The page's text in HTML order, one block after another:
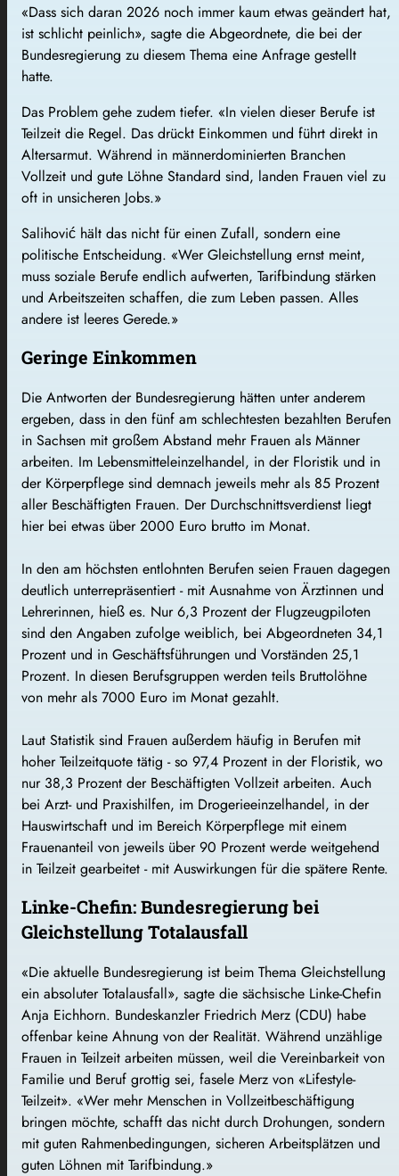
«Dass sich daran 2026 noch immer kaum etwas geändert hat,
ist schlicht peinlich», sagte die Abgeordnete, die bei der
Bundesregierung zu diesem Thema eine Anfrage gestellt
hatte.
Das Problem gehe zudem tiefer. «In vielen dieser Berufe ist
Teilzeit die Regel. Das drückt Einkommen und führt direkt in
Altersarmut. Während in männerdominierten Branchen
Vollzeit und gute Löhne Standard sind, landen Frauen viel zu
oft in unsicheren Jobs.»
Salihović hält das nicht für einen Zufall, sondern eine
politische Entscheidung. «Wer Gleichstellung ernst meint,
muss soziale Berufe endlich aufwerten, Tarifbindung stärken
und Arbeitszeiten schaffen, die zum Leben passen. Alles
andere ist leeres Gerede.»
Geringe Einkommen
Die Antworten der Bundesregierung hätten unter anderem
ergeben, dass in den fünf am schlechtesten bezahlten Berufen
in Sachsen mit großem Abstand mehr Frauen als Männer
arbeiten. Im Lebensmitteleinzelhandel, in der Floristik und in
der Körperpflege sind demnach jeweils mehr als 85 Prozent
aller Beschäftigten Frauen. Der Durchschnittsverdienst liegt
hier bei etwas über 2000 Euro brutto im Monat.
In den am höchsten entlohnten Berufen seien Frauen dagegen
deutlich unterrepräsentiert - mit Ausnahme von Ärztinnen und
Lehrerinnen, hieß es. Nur 6,3 Prozent der Flugzeugpiloten
sind den Angaben zufolge weiblich, bei Abgeordneten 34,1
Prozent und in Geschäftsführungen und Vorständen 25,1
Prozent. In diesen Berufsgruppen werden teils Bruttolöhne
von mehr als 7000 Euro im Monat gezahlt.
Laut Statistik sind Frauen außerdem häufig in Berufen mit
hoher Teilzeitquote tätig - so 97,4 Prozent in der Floristik, wo
nur 38,3 Prozent der Beschäftigten Vollzeit arbeiten. Auch
bei Arzt- und Praxishilfen, im Drogerieeinzelhandel, in der
Hauswirtschaft und im Bereich Körperpflege mit einem
Frauenanteil von jeweils über 90 Prozent werde weitgehend
in Teilzeit gearbeitet - mit Auswirkungen für die spätere Rente.
Linke-Chefin: Bundesregierung bei
Gleichstellung Totalausfall
«Die aktuelle Bundesregierung ist beim Thema Gleichstellung
ein absoluter Totalausfall», sagte die sächsische Linke-Chefin
Anja Eichhorn. Bundeskanzler Friedrich Merz (CDU) habe
offenbar keine Ahnung von der Realität. Während unzählige
Frauen in Teilzeit arbeiten müssen, weil die Vereinbarkeit von
Familie und Beruf grottig sei, fasele Merz von «Lifestyle-
Teilzeit». «Wer mehr Menschen in Vollzeitbeschäftigung
bringen möchte, schafft das nicht durch Drohungen, sondern
mit guten Rahmenbedingungen, sicheren Arbeitsplätzen und
guten Löhnen mit Tarifbindung.»